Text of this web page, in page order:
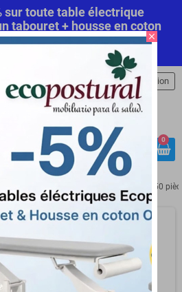
sur toute table électrique
tabouret + housse en coton
AutomatiqueCommandez
search
0
person Connexion
Spéculums auriculaires boîte de 250
close